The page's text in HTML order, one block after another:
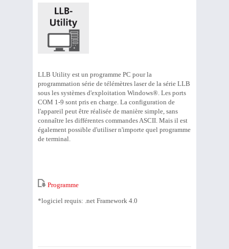
LLB Utility est un programme PC pour la
programmation série de télémètres laser de la série LLB
sous les systèmes d'exploitation Windows®. Les ports
COM 1-9 sont pris en charge. La configuration de
l'appareil peut être réalisée de manière simple, sans
connaître les différentes commandes ASCII. Mais il est
également possible d'utiliser n'importe quel programme
de terminal.
Programme
*logiciel requis: .net Framework 4.0